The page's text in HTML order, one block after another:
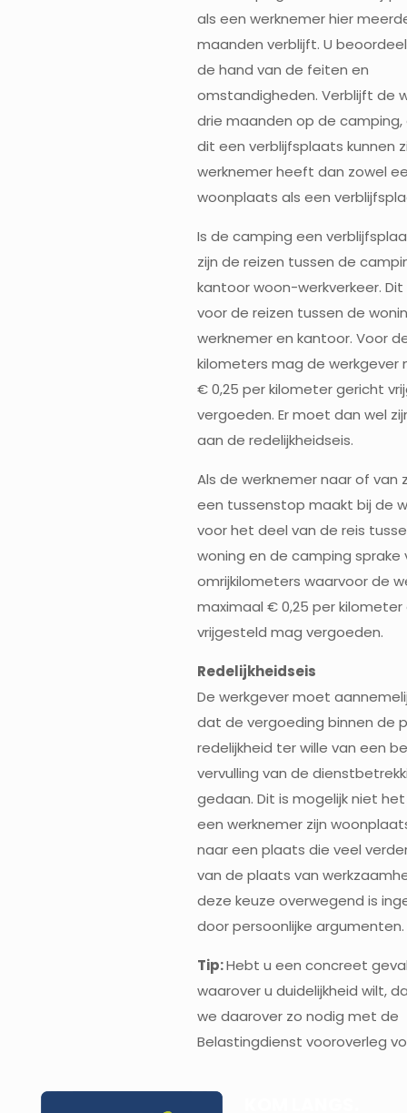
als een werknemer hier
maanden verblijft. U
de hand van de feiten en
omstandigheden. Verblijft de
drie maanden op de camping,
dit een verblijfsplaats kunnen
werknemer heeft dan zowel
woonplaats als een
Is de camping een
zijn de reizen tussen de
kantoor woon-werkverkeer.
voor de reizen tussen de
werknemer en kantoor. Voor
kilometers mag de werkgever
€ 0,25 per kilometer gericht
vergoeden. Er moet dan wel
aan de redelijkheidseis.
Als de werknemer naar of van
een tussenstop maakt bij de
voor het deel van de reis
woning en de camping sprake
omrijkilometers waarvoor de
maximaal € 0,25 per
vrijgesteld mag vergoeden.
Redelijkheidseis
De werkgever moet
dat de vergoeding binnen de
redelijkheid ter wille van een
vervulling van de
gedaan. Dit is mogelijk niet
een werknemer zijn
naar een plaats die veel
van de plaats van
deze keuze overwegend is
door persoonlijke argumenten.
Tip:Hebt u een concreet
waarover u duidelijkheid wilt,
we daarover zo nodig met de
Belastingdienst vooroverleg